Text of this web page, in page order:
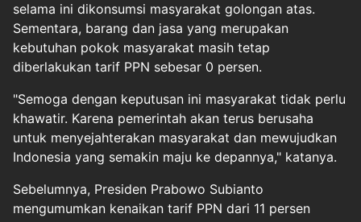
selama ini dikonsumsi masyarakat golongan atas.
Sementara, barang dan jasa yang merupakan
kebutuhan pokok masyarakat masih tetap
diberlakukan tarif PPN sebesar 0 persen.
"Semoga dengan keputusan ini masyarakat tidak perlu
khawatir. Karena pemerintah akan terus berusaha
untuk menyejahterakan masyarakat dan mewujudkan
Indonesia yang semakin maju ke depannya," katanya.
Sebelumnya, Presiden Prabowo Subianto
mengumumkan kenaikan tarif PPN dari 11 persen